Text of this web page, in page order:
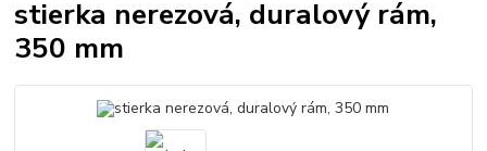
stierka nerezová, duralový rám,
350 mm